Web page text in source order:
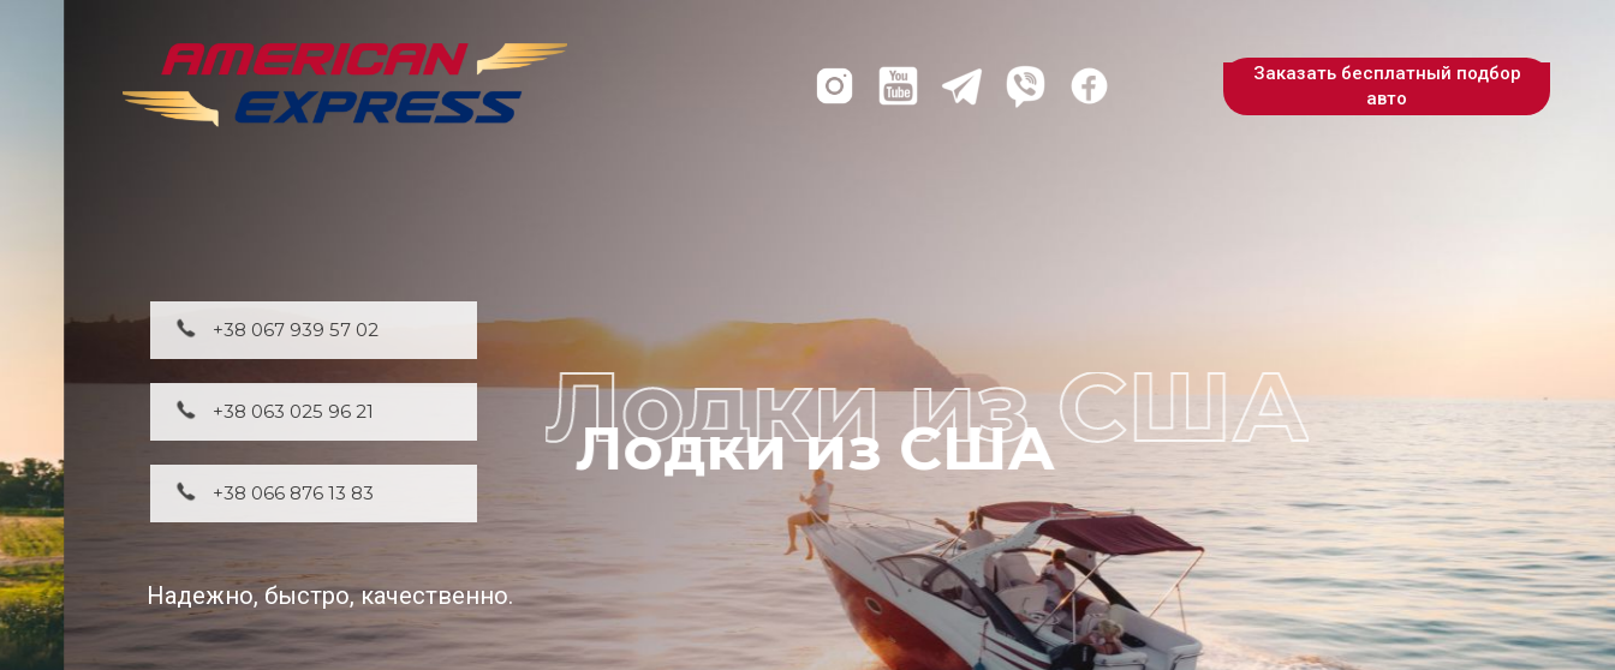
Лодки из США
+38 067 939 57 02
+38 063 025 96 21
+38 066 876 13 83
Надежно, быстро, качественно.
Заказать бесплатный подбор
авто